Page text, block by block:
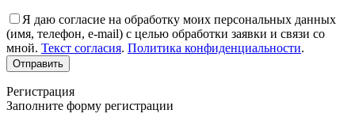
Я даю согласие на обработку моих персональных данных
(имя, телефон, e-mail) с целью обработки заявки и связи со
мной. Текст согласия. Политика конфиденциальности.
Регистрация
Заполните форму регистрации